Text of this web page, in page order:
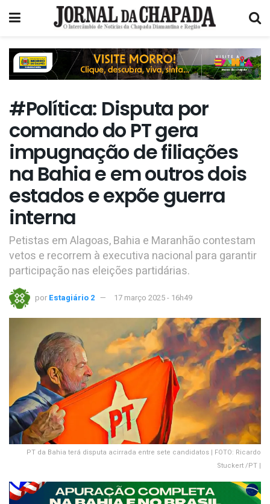
#Política: Disputa por
comando do PT gera
impugnação de filiações
na Bahia e em outros dois
estados e expõe guerra
interna
Petistas em Alagoas, Bahia e Maranhão contestam
vetos e recorrem à executiva nacional para garantir
participação nas eleições partidárias.
por Estagiário 2 17 março 2025 - 16h49
PT da Bahia terá disputa acirrada entre sete candidatos | FOTO: Ricardo
Stuckert /PT |